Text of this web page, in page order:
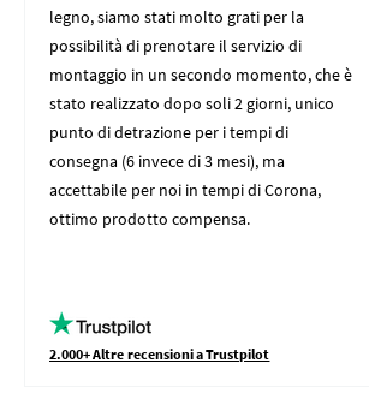
legno, siamo stati molto grati per la
possibilità di prenotare il servizio di
montaggio in un secondo momento, che è
stato realizzato dopo soli 2 giorni, unico
punto di detrazione per i tempi di
consegna (6 invece di 3 mesi), ma
accettabile per noi in tempi di Corona,
ottimo prodotto compensa.
2.000+ Altre recensioni a Trustpilot